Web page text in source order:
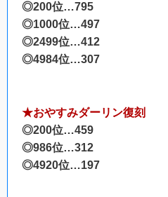
◎200位…795
◎1000位…497
◎2499位…412
◎4984位…307
★おやすみダーリン復刻
◎200位…459
◎986位…312
◎4920位…197